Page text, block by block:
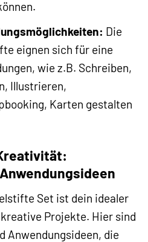
Die
eignen sich für eine
wie z.B. Schreiben,
Illustrieren,
Karten gestalten
Set ist dein idealer
Projekte. Hier sind
Anwendungsideen, die